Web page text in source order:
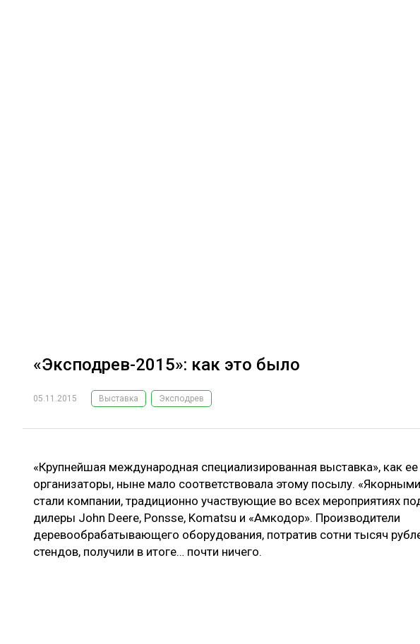
«Эксподрев-2015»: как это было
05.11.2015 Выставка Эксподрев
«Крупнейшая международная специализированная выставка», как
организаторы, ныне мало соответствовала этому посылу.
стали компании, традиционно участвующие во всех мероприятиях
дилеры John Deere, Ponsse, Komatsu и «Амкодор». Производители
деревообрабатывающего оборудования, потратив сотни тысяч
стендов, получили в итоге… почти ничего.